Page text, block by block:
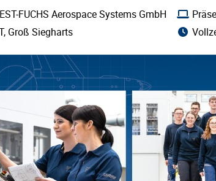
FUCHS Aerospace Systems GmbH
Groß Siegharts